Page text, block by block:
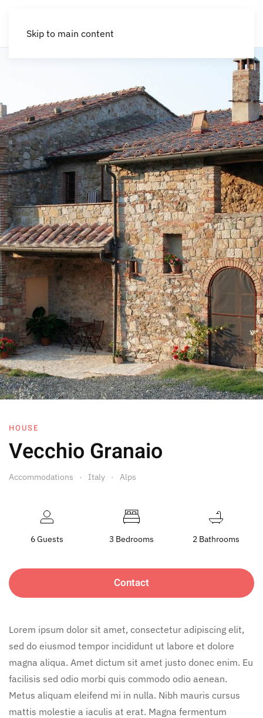
Skip to main content
HOUSE
Vecchio Granaio
Accommodations Italy Alps
6 Guests 3 Bedrooms 2 Bathrooms
Contact
Lorem ipsum dolor sit amet, consectetur adipiscing elit,
sed do eiusmod tempor incididunt ut labore et dolore
magna aliqua. Amet dictum sit amet justo donec enim. Eu
facilisis sed odio morbi quis commodo odio aenean.
Metus aliquam eleifend mi in nulla. Nibh mauris cursus
mattis molestie a iaculis at erat. Magna fermentum